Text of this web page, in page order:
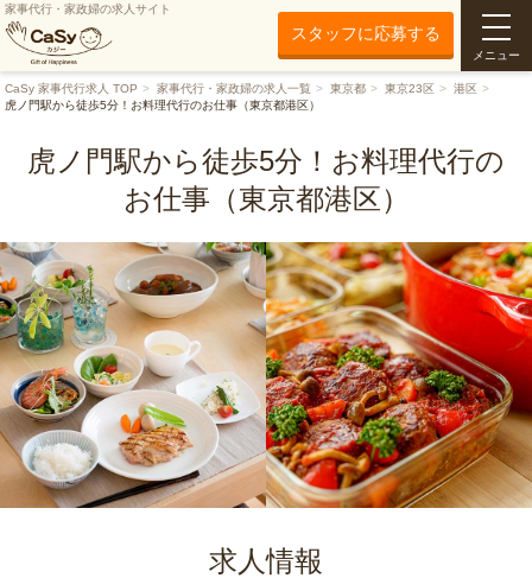
家事代行・家政婦の求人サイト
スタッフに応募する
メニュー
CaSy 家事代行求人 TOP 家事代行・家政婦の求人一覧 東京都 東京23区
港区
虎ノ門駅から徒歩5分！お料理代行のお仕事（東京都港区）
虎ノ門駅から徒歩5分！お料理代行の
お仕事（東京都港区）
求人情報